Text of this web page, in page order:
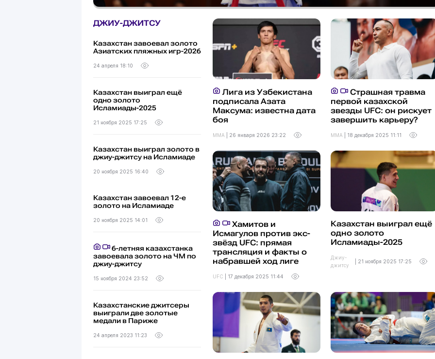
ДЖИУ-ДЖИТСУ
Казахстан завоевал золото
Азиатских пляжных игр-2026
24 апреля 18:10
Казахстан выиграл ещё
одно золото
Исламиады-2025
21 ноября 2025 17:25
Казахстан выиграл золото в
джиу-джитсу на Исламиаде
20 ноября 2025 16:40
Казахстан завоевал 12-е
золото на Исламиаде
20 ноября 2025 14:01
6-летняя казахстанка
завоевала золото на ЧМ по
джиу-джитсу
15 ноября 2024 23:52
Казахстанские джитсеры
выиграли две золотые
медали в Париже
24 апреля 2023 11:23
Лига из Узбекистана
подписала Азата
Максума: известна дата
боя
MMA 26 января 2026 23:22
Страшная травма
первой казахской
звезды UFC: он рискует
завершить карьеру?
MMA 18 декабря 2025 11:11
Хамитов и
Исмагулов против экс-
звёзд UFC: прямая
трансляция и факты о
набравшей ход лиге
UFC 17 декабря 2025 11:44
Казахстан выиграл ещё
одно золото
Исламиады-2025
Джиу-
джитсу
21 ноября 2025 17:25